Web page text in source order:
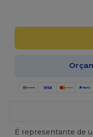
É representante de